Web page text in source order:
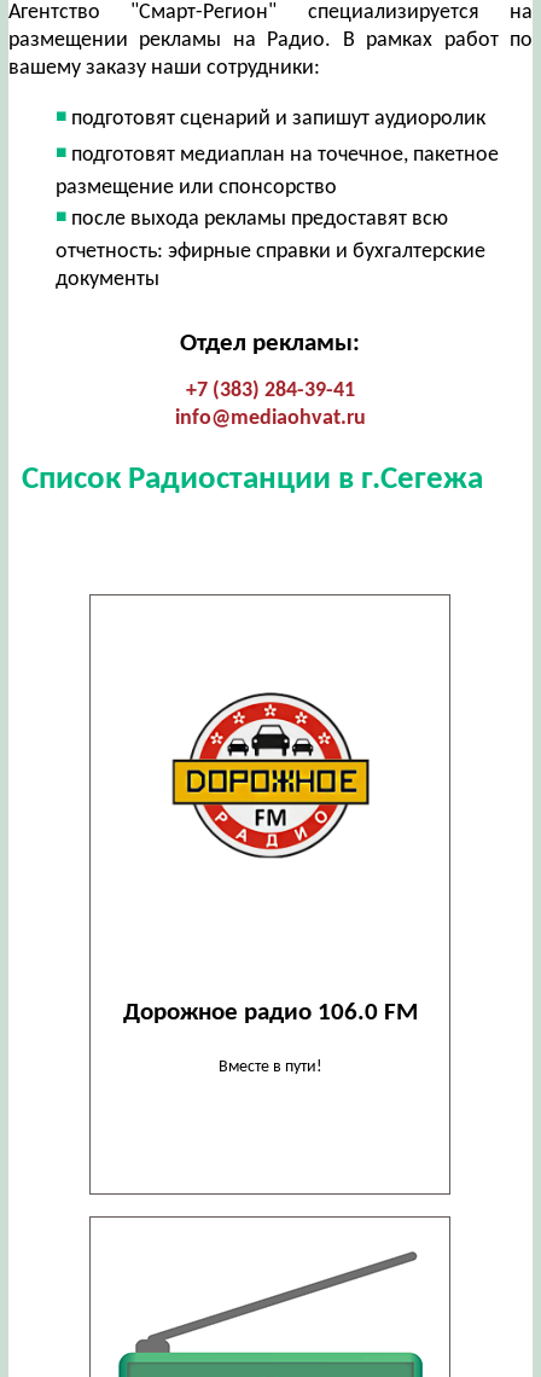
Агентство "Смарт-Регион" специализируется на
размещении рекламы на Радио. В рамках работ по
вашему заказу наши сотрудники:
подготовят сценарий и запишут аудиоролик
подготовят медиаплан на точечное, пакетное
размещение или спонсорство
после выхода рекламы предоставят всю
отчетность: эфирные справки и бухгалтерские
документы
Отдел рекламы:
+7 (383) 284-39-41
info@mediaohvat.ru
Список Радиостанции в г.Сегежа
Дорожное радио 106.0 FM
Вместе в пути!